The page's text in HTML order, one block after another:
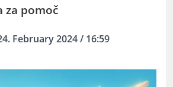
za pomoč
February 2024 / 16:59